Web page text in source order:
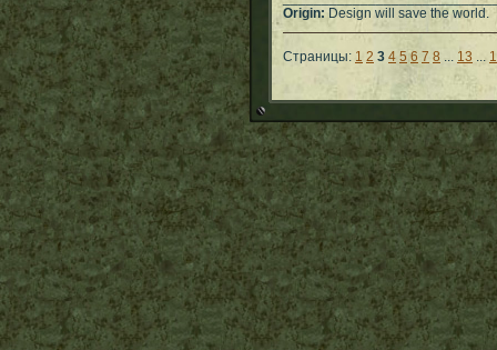
Origin:Design will save the world.
Страницы: 1 2 3 4 5 6 7 8 ... 13 ...